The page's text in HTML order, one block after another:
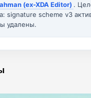
(ex-XDA Editor) .
signature scheme v3
удалены.